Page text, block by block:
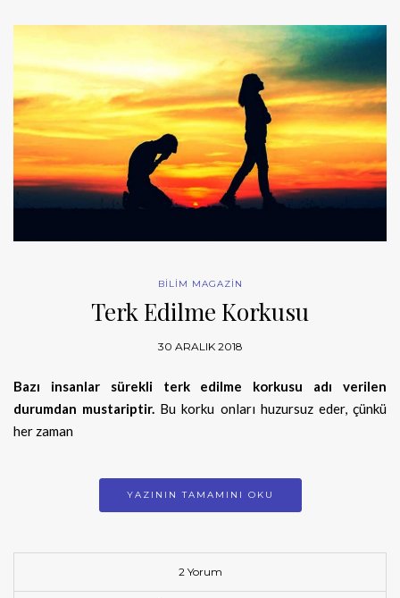
BİLİM MAGAZİN
Terk Edilme Korkusu
30 ARALIK 2018
Bazı insanlar sürekli terk edilme korkusu adı verilen
durumdan mustariptir. Bu korku onları huzursuz eder, çünkü
her zaman
YAZININ TAMAMINI OKU
2 Yorum